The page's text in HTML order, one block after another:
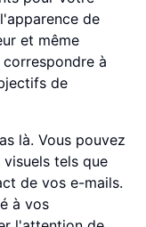
de
et même
à
de
là. Vous pouvez
tels que
de vos e-mails.
à vos